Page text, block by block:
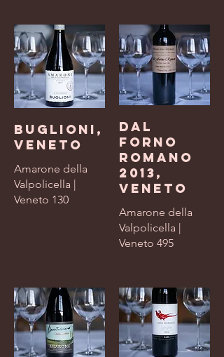
Buglioni,
Veneto
Amarone della
Valpolicella |
Veneto 130
Dal
Forno
Romano
2013,
Veneto
Amarone della
Valpolicella |
Veneto 495